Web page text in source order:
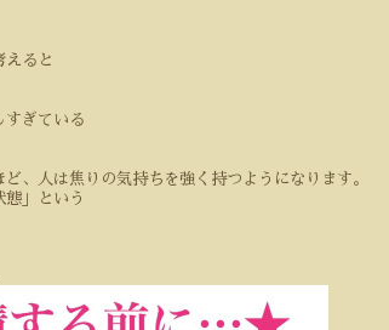
えると
すぎている
、人は焦りの気持ちを強く持つようになります。
」という